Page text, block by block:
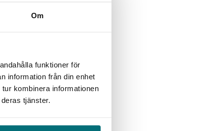
Om
funktioner för
information från din enhet
kombinera informationen
tjänster.
på vad som
organisation